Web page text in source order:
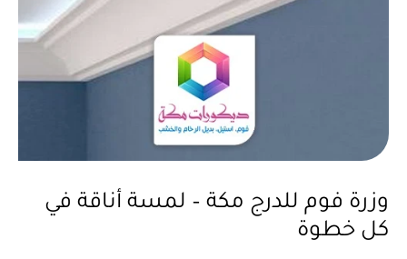
وزرة فوم للدرج مكة – لمسة أناقة في
كل خطوة